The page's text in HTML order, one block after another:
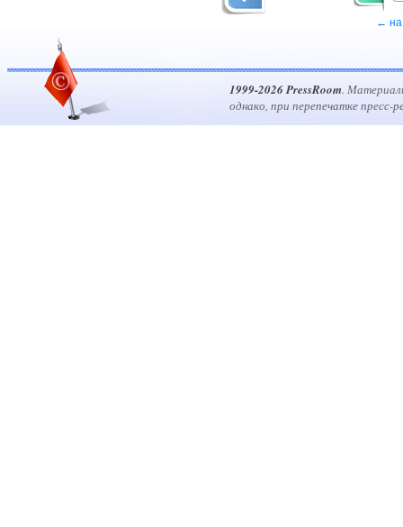
← на
1999-2026 PressRoom.
однако, при перепечатке пресс-